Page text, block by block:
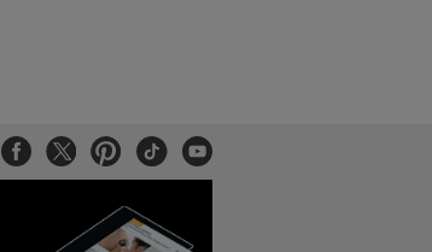
FacebookTwitterPinterest
TiktokYoutube